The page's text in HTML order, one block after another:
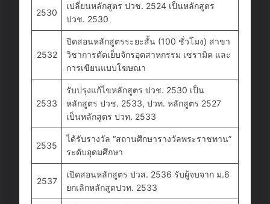
2530
เปลี่ยนหลักสูตร ปวช. 2524 เป็นหลักสูตร
ปวช. 2530
2532
ปิดสอนหลักสูตรระยะสั้น (100 ชั่วโมง) สาขา
วิชาการตัดเย็บจักรอุตสาหกรรม เซรามิค และ
การเขียนแบบโฆษณา
2533
รับปรุงแก้ไขหลักสูตร ปวช. 2530 เป็น
หลักสูตร ปวช. 2533, ปวท. หลักสูตร 2527
เป็นหลักสูตร ปวท. 2533
2535
ได้รับรางวัล “สถานศึกษารางวัลพระราชทาน”
ระดับอุดมศึกษา
2537
เปิดสอนหลักสูตร ปวส. 2536 รับผู้จบจาก ม.6
ยกเลิกหลักสูตปวท. 2533